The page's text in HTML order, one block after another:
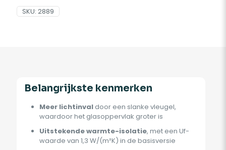
SKU: 2889
Belangrijkste kenmerken
Meer lichtinvaldoor een slanke vleugel,
waardoor het glasoppervlak groter is
Uitstekende warmte-isolatie, met een Uf-
waarde van 1,3 W/(m²K) in de basisversie